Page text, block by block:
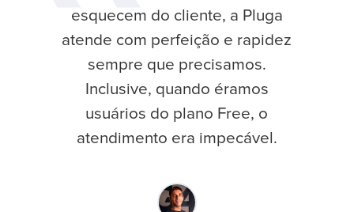
esquecem do cliente, a Pluga
atende com perfeição e rapidez
sempre que precisamos.
Inclusive, quando éramos
usuários do plano Free, o
atendimento era impecável.